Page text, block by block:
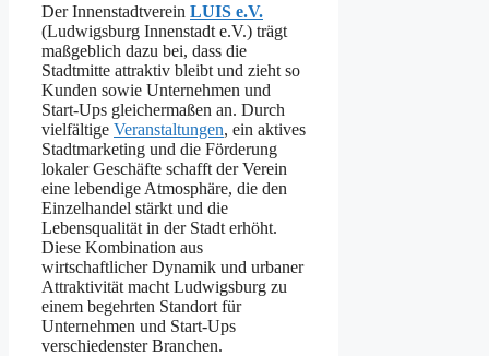
Der Innenstadtverein LUIS e.V.
(Ludwigsburg Innenstadt e.V.) trägt
maßgeblich dazu bei, dass die
Stadtmitte attraktiv bleibt und zieht so
Kunden sowie Unternehmen und
Start-Ups gleichermaßen an. Durch
vielfältige Veranstaltungen, ein aktives
Stadtmarketing und die Förderung
lokaler Geschäfte schafft der Verein
eine lebendige Atmosphäre, die den
Einzelhandel stärkt und die
Lebensqualität in der Stadt erhöht.
Diese Kombination aus
wirtschaftlicher Dynamik und urbaner
Attraktivität macht Ludwigsburg zu
einem begehrten Standort für
Unternehmen und Start-Ups
verschiedenster Branchen.